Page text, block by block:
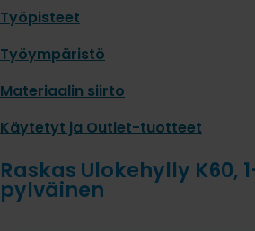
Työpisteet
Työympäristö
Materiaalin siirto
Käytetyt ja Outlet-tuotteet
Raskas Ulokehylly K60,
pylväinen